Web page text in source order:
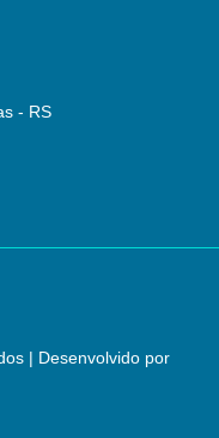
- RS
| Desenvolvido por